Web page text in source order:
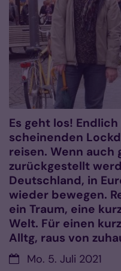
Es geht los!
scheinenden
reisen. Wenn auch
zurückgestellt
Deutschland, in
wieder bewegen.
ein Traum, eine
Welt. Für einen
Alltg, raus von
Datum:Mo. 5. Juli 2021